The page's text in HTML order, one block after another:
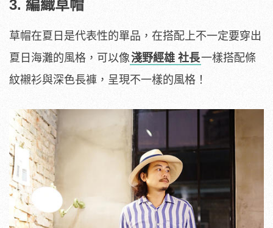
3. 編織草帽
草帽在夏日是代表性的單品，在搭配上不一定要穿出
夏日海灘的風格，可以像淺野經雄 社長一樣搭配條
紋襯衫與深色長褲，呈現不一樣的風格！